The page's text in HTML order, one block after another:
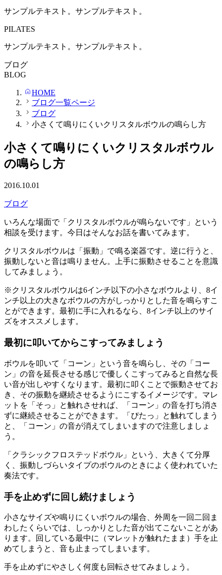
サンプルテキスト。サンプルテキスト。
PILATES
サンプルテキスト。サンプルテキスト。
ブログ
BLOG
HOME
ブログ一覧ページ
ブログ
小さくて鳴りにくいクリスタルボウルの鳴らし方
小さくて鳴りにくいクリスタルボウル
の鳴らし方
2016.10.01
ブログ
いろんな場面で「クリスタルボウルが鳴らないです」という
相談を受けます。今日はそんなお話を書いてみます。
クリスタルボウルは「振動」で鳴る楽器です。逆に行うと、
振動しないと音は鳴りません。上手に振動させることを意識
してみましょう。
※クリスタルボウルは6インチ以下の小さなボウルより、8イ
ンチ以上の大きなボウルの方がしっかりとした音を鳴らすこ
とができます。最初に手に入れるなら、8インチ以上のサイ
ズをオススメします。
最初に叩いてからこすってみましょう
ボウルを叩いて「コーン」という音を鳴らし、その「コー
ン」の音を延長させる感じで優しくこすってみると自然な長
い音が出しやすくなります。最初に叩くことで振動させてお
き、その振動を継続させるようにこするイメージです。マレ
ットを「そっ」と触れさせれば、「コーン」の音を打ち消さ
ずに継続させることができます。「ぴたっ」と触れてしまう
と、「コーン」の音が消えてしまいますので注意しましょ
う。
「クラシックフロステッドボウル」という、大きくて分厚
く、振動しづらいタイプのボウルのときによく使われていた
奏法です。
手を止めずに回し続けましょう
小さなサイズや鳴りにくいボウルの場合、外周を一回二回ま
わしたくらいでは、しっかりとした音が出てこないことがあ
ります。回している最中に（マレットが触れたまま）手を止
めてしまうと、音も止まってしまいます。
手を止めずにやさしく何度も回転させてみましょう。